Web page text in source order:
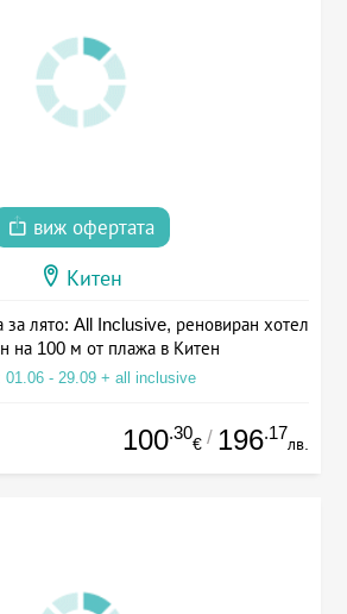
виж офертата
Китен
лято: All Inclusive, реновиран хотел
на 100 м от плажа в Китен
01.06 - 29.09 + all inclusive
100.30
€ / 196.17
лв.